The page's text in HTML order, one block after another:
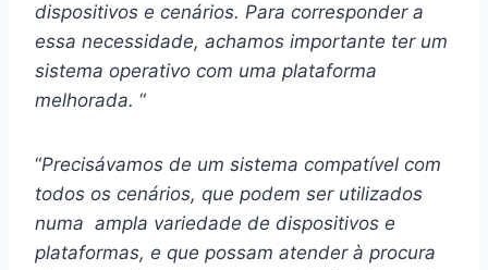
dispositivos e cenários. Para corresponder a
essa necessidade, achamos importante ter um
sistema operativo com uma plataforma
melhorada. “
“Precisávamos de um sistema compatível com
todos os cenários, que podem ser utilizados
numa ​​ ampla variedade de dispositivos e
plataformas, e que possam atender à procura